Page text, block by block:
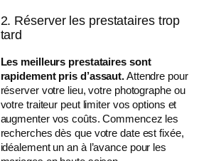
2. Réserver les prestataires trop
tard
Les meilleurs prestataires sont
rapidement pris d’assaut.Attendre pour
réserver votre lieu, votre photographe ou
votre traiteur peut limiter vos options et
augmenter vos coûts. Commencez les
recherches dès que votre date est fixée,
idéalement un an à l’avance pour les